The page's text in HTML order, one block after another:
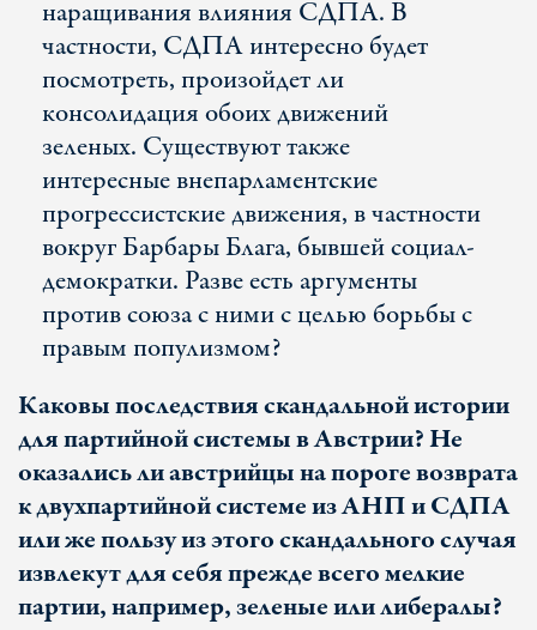
наращивания влияния СДПА. В
частности, СДПА интересно будет
посмотреть, произойдет ли
консолидация обоих движений
зеленых. Существуют также
интересные внепарламентские
прогрессистские движения, в частности
вокруг Барбары Блага, бывшей социал-
демократки. Разве есть аргументы
против союза с ними с целью борьбы с
правым популизмом?
Каковы последствия скандальной истории
для партийной системы в Австрии? Не
оказались ли австрийцы на пороге возврата
к двухпартийной системе из АНП и СДПА
или же пользу из этого скандального случая
извлекут для себя прежде всего мелкие
партии, например, зеленые или либералы?